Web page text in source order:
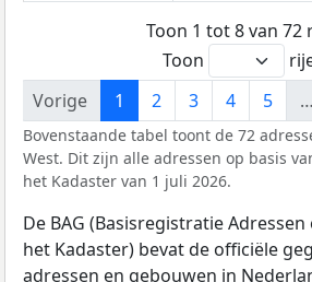
Toon 1 tot 8 van 72
Toon
Vorige
1 2 3 4 5 …
Bovenstaande tabel toont de 72
West. Dit zijn alle adressen op basis
het Kadaster van 1 juli 2026.
De BAG (Basisregistratie
het Kadaster) bevat de officiële
adressen en gebouwen in